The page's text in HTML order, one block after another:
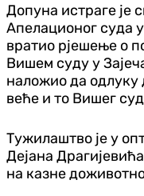
Допуна истраге је
Апелационог суда
вратио рјешење о
Вишем суду у
наложио да одлуку
веће и то Вишег
Тужилаштво је у
Дејана
на казне